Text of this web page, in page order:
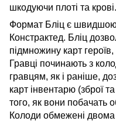
шкодуючи плоті та крові.
Формат Бліц є
Констрактед. Бліц
підмножину карт
Гравці починають з
гравцям, як і раніше,
карт інвентарю (зброї
того, як вони побачать
Колоди обмежені двома